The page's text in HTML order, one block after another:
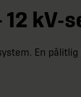
kV-
En